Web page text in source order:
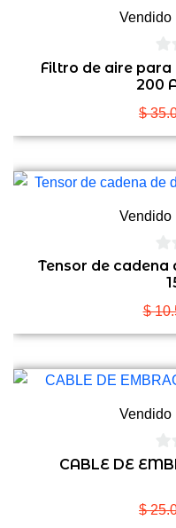
Vendido
0
de
5
Filtro de aire para
200
$
Vendido
0
de
5
Tensor de cadena
$
Vendido
0
5
CABLE DE
$